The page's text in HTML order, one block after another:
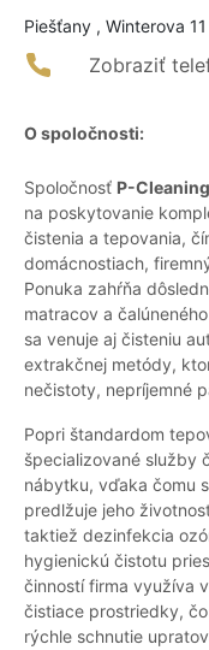
Piešťany , Winterova 11
Zobraziť
O spoločnosti:
Spoločnosť P-Cleaning
na poskytovanie
čistenia a tepovania,
domácnostiach,
Ponuka zahŕňa
matracov a
sa venuje aj čisteniu
extrakčnej metódy,
nečistoty, nepríjemné
Popri štandardom
špecializované služby
nábytku, vďaka čomu
predlžuje jeho
taktiež dezinfekcia
hygienickú čistotu
činností firma využíva
čistiace prostriedky,
rýchle schnutie